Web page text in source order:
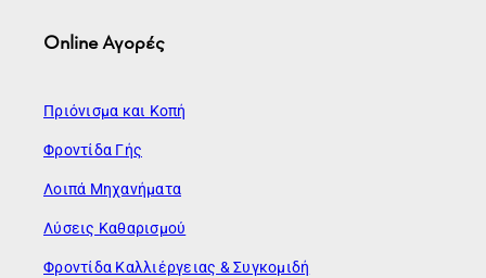
Online Αγορές
Πριόνισμα και Κοπή
Φροντίδα Γής
Λοιπά Μηχανήματα
Λύσεις Καθαρισμού
Φροντίδα Καλλιέργειας & Συγκομιδή